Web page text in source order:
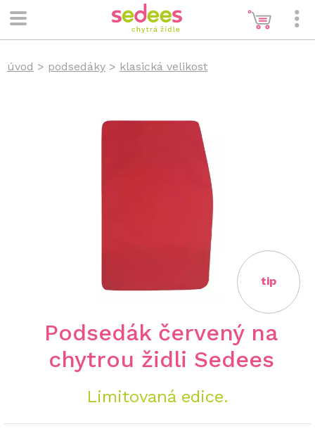
úvod > podsedáky > klasická velikost
tip
Podsedák červený na
chytrou židli Sedees
Limitovaná edice.